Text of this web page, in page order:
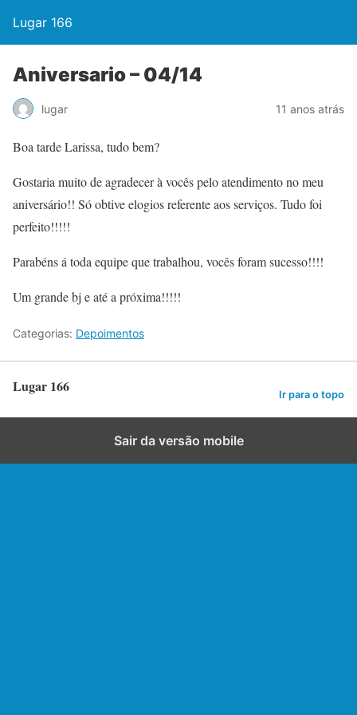
Lugar 166
Aniversario – 04/14
lugar 11 anos atrás
Boa tarde Larissa, tudo bem?
Gostaria muito de agradecer à vocês pelo atendimento no meu
aniversário!! Só obtive elogios referente aos serviços. Tudo foi
perfeito!!!!!
Parabéns á toda equipe que trabalhou, vocês foram sucesso!!!!
Um grande bj e até a próxima!!!!!
Categorias: Depoimentos
Lugar 166 Ir para o topo
Sair da versão mobile